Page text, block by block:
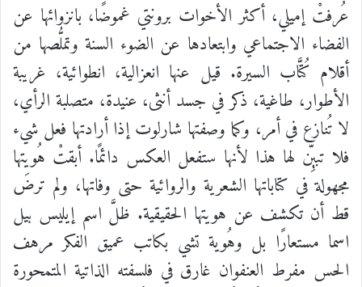
عُرفتْ إميلي، أكثر الأخوات برونتي غموضًا، بانزوائها عن
الفضاء الاجتماعي وابتعادها عن الضوء السنة وتملُّصها من
أقلام كُتَّاب السيرة. قيل عنها انعزالية، انطوائية، غريبة
الأطوار، طاغية، ذكرفي جسد أنثى، عنيدة، متصلبة الرأي،
لا تُنازع فيأمر، وكما وصفتها شارلوتإذاأرادتها فعل شيء
فلا تبيِّن لها هذا لأنها ستفعل العكس دائمًا. أبقتْ هُويتها
مجهولة في كتاباتها الشعرية والروائية حتى وفاتها، ولم ترضَ
قط أن تكشف عن هويتها الحقيقية. ظلَّ اسم إيليس بيل
اسما مستعارًا بل وهُوية تشي بكاتب عميق الفكر مرهف
الحس مفرط العنفوان غارق في فلسفته الذاتية المتمحورة